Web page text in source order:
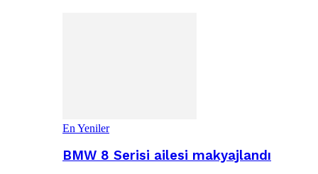
En Yeniler
BMW 8 Serisi ailesi makyajlandı